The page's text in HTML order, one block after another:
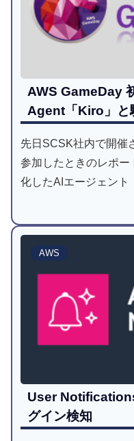
AWS GameDay
Agent「Kiro」と
先日SCSK社内で開催
参加したときのレポ
化したAIエージェント
ィ課題に挑戦しまし
一日でした。
AWS
User
グイン検知